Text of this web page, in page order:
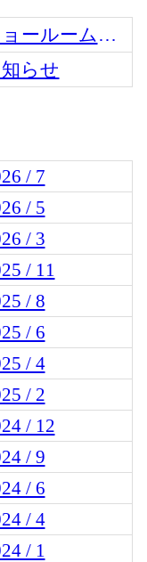
ショールームからのお知らせ
らせ
/ 7
/ 5
/ 3
/ 11
/ 8
/ 6
/ 4
/ 2
/ 12
/ 9
/ 6
/ 4
/ 1